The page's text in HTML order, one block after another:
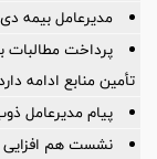
مدیرعامل بیمه
پرداخت مطالبات
تأمین منابع ادامه
پیام مدیرعامل
نشست هم افزایی